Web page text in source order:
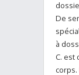
De
à
C. est